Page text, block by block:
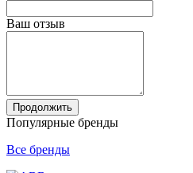
Ваш отзыв
Продолжить
Популярные бренды
Все бренды